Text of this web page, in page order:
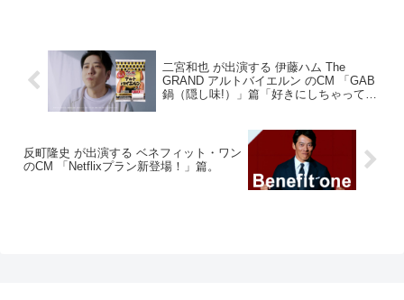
二宮和也 が出演する 伊藤ハム The
GRAND アルトバイエルン のCM 「GAB
鍋（隠し味!）」篇「好きにしちゃって
反町隆史 が出演する ベネフィット・ワン
のCM 「Netflixプラン新登場！」篇。